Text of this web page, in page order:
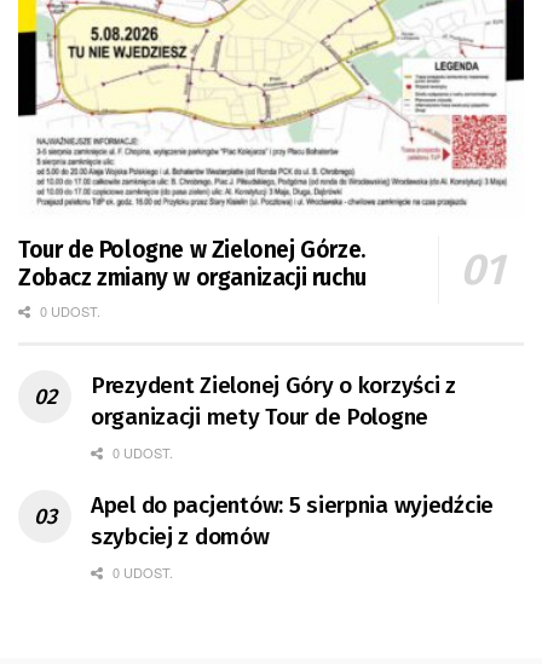
Tour de Pologne w Zielonej Górze.
Zobacz zmiany w organizacji ruchu
0 UDOST.
Prezydent Zielonej Góry o korzyści z
organizacji mety Tour de Pologne
0 UDOST.
Apel do pacjentów: 5 sierpnia wyjedźcie
szybciej z domów
0 UDOST.